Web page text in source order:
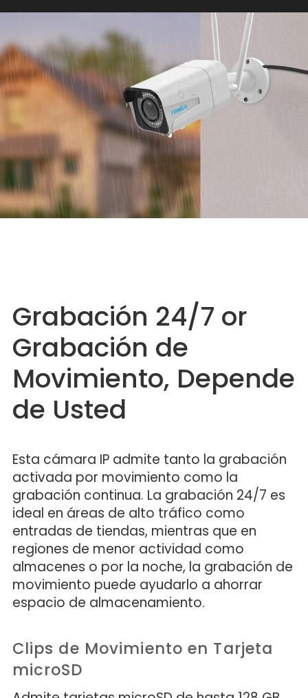
Grabación 24/7 or
Grabación de
Movimiento, Depende
de Usted
Esta cámara IP admite tanto la grabación
activada por movimiento como la
grabación continua. La grabación 24/7 es
ideal en áreas de alto tráfico como
entradas de tiendas, mientras que en
regiones de menor actividad como
almacenes o por la noche, la grabación de
movimiento puede ayudarlo a ahorrar
espacio de almacenamiento.
Clips de Movimiento en Tarjeta
microSD